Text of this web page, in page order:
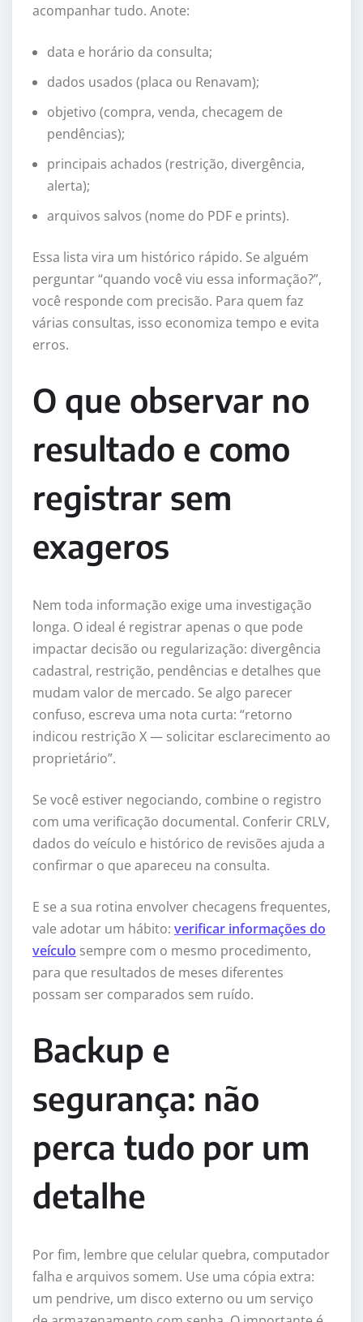
acompanhar tudo. Anote:
data e horário da consulta;
dados usados (placa ou Renavam);
objetivo (compra, venda, checagem de
pendências);
principais achados (restrição, divergência,
alerta);
arquivos salvos (nome do PDF e prints).
Essa lista vira um histórico rápido. Se alguém
perguntar “quando você viu essa informação?”,
você responde com precisão. Para quem faz
várias consultas, isso economiza tempo e evita
erros.
O que observar no
resultado e como
registrar sem
exageros
Nem toda informação exige uma investigação
longa. O ideal é registrar apenas o que pode
impactar decisão ou regularização: divergência
cadastral, restrição, pendências e detalhes que
mudam valor de mercado. Se algo parecer
confuso, escreva uma nota curta: “retorno
indicou restrição X — solicitar esclarecimento ao
proprietário”.
Se você estiver negociando, combine o registro
com uma verificação documental. Conferir CRLV,
dados do veículo e histórico de revisões ajuda a
confirmar o que apareceu na consulta.
E se a sua rotina envolver checagens frequentes,
vale adotar um hábito: verificar informações do
veículo sempre com o mesmo procedimento,
para que resultados de meses diferentes
possam ser comparados sem ruído.
Backup e
segurança: não
perca tudo por um
detalhe
Por fim, lembre que celular quebra, computador
falha e arquivos somem. Use uma cópia extra:
um pendrive, um disco externo ou um serviço